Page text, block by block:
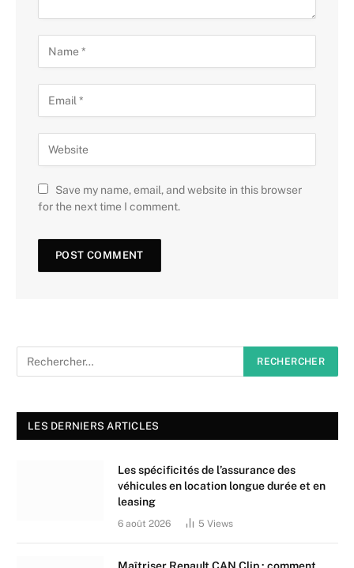
Save my name, email, and website in this browser
for the next time I comment.
LES DERNIERS ARTICLES
Les spécificités de l’assurance des
véhicules en location longue durée et en
leasing
6 août 2026 5 Views
Maîtriser Renault CAN Clip : comment